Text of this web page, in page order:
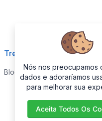
Trending
Blog
Nós nos preocupamos
dados e adoraríamos
para melhorar sua
Aceita Todos Os